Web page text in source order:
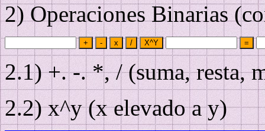
2) Operaciones Binarias
+ - x / X^Y =
2.1) +. -. *, / (suma, resta,
2.2) x^y (x elevado a y)